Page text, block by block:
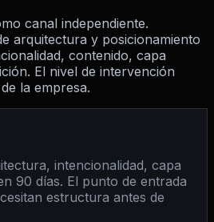
canal independiente.
arquitectura y posicionamiento
contenido, capa
El nivel de intervención
la empresa.
intencionalidad, capa
90 días. El punto de entrada
estructura antes de